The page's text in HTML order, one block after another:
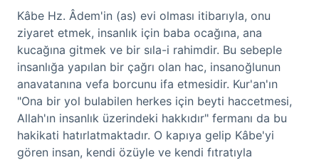
Kâbe Hz. Âdem'in (as) evi olması itibarıyla, onu
ziyaret etmek, insanlık için baba ocağına, ana
kucağına gitmek ve bir sıla-i rahimdir. Bu sebeple
insanlığa yapılan bir çağrı olan hac, insanoğlunun
anavatanına vefa borcunu ifa etmesidir. Kur'an'ın
"Ona bir yol bulabilen herkes için beyti haccetmesi,
Allah'ın insanlık üzerindeki hakkıdır" fermanı da bu
hakikati hatırlatmaktadır. O kapıya gelip Kâbe'yi
gören insan, kendi özüyle ve kendi fıtratıyla